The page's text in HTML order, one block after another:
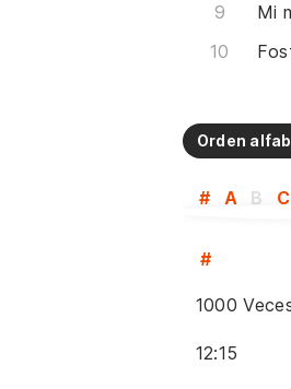
Mi
Orden
# A B C
#
1000
12:15